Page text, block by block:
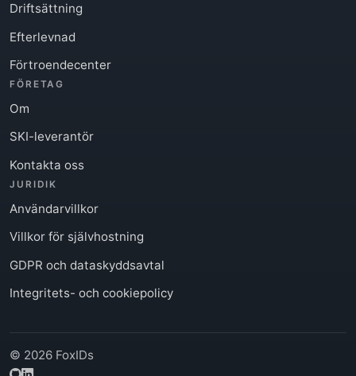
Driftsättning
Efterlevnad
Förtroendecenter
FÖRETAG
Om
SKI-leverantör
Kontakta oss
JURIDIK
Användarvillkor
Villkor för självhostning
GDPR och dataskyddsavtal
Integritets- och cookiepolicy
© 2026 FoxIDs